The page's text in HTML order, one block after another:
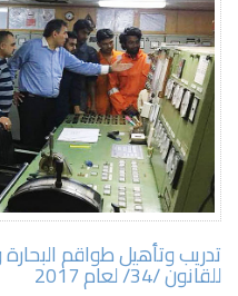
تدريب وتأهيل طواقم
للقانون /34/ لعام 2017